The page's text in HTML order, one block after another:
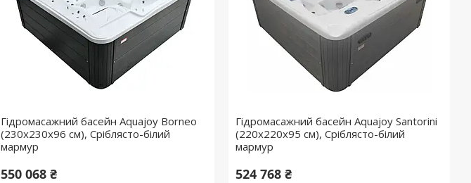
Гідромасажний басейн Aquajoy Borneo
(230х230х96 см), Сріблясто-білий
мармур
550 068 ₴
Гідромасажний басейн Aquajoy Santorini
(220х220х95 см), Сріблясто-білий
мармур
524 768 ₴